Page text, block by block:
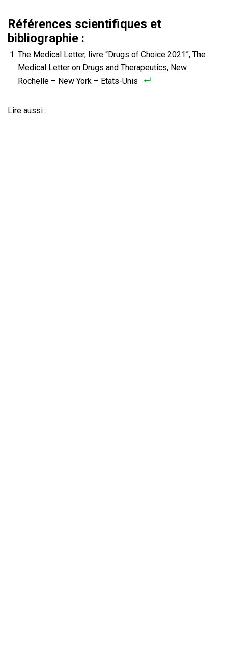
Références scientifiques et
bibliographie :
The Medical Letter, livre “Drugs of Choice 2021”, The
Medical Letter on Drugs and Therapeutics, New
Rochelle – New York – Etats-Unis
Lire aussi :